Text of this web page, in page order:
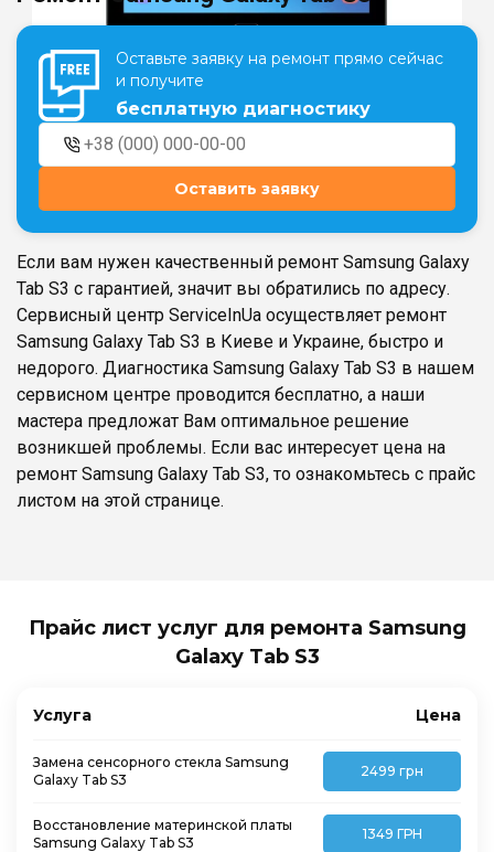
Театральная
г. Киев, ул. Крещатик 44-А
Оболонь
г. Киев, ТЦ LAKE PLAZA, ул. Героев
полка «Азов», 12
Дарница
г. Киев, Комфорт Таун, ул.
Березнева, 16, корпус 3
UK
Оставьте заявку на ремонт прямо сейчас
и получите
бесплатную диагностику
Оставить заявку
Если вам нужен качественный ремонт Samsung Galaxy
Tab S3 с гарантией, значит вы обратились по адресу.
Сервисный центр ServiceInUa осуществляет ремонт
Samsung Galaxy Tab S3 в Киеве и Украине, быстро и
недорого. Диагностика Samsung Galaxy Tab S3 в нашем
сервисном центре проводится бесплатно, а наши
мастера предложат Вам оптимальное решение
возникшей проблемы. Если вас интересует цена на
ремонт Samsung Galaxy Tab S3, то ознакомьтесь с прайс
листом на этой странице.
Прайс лист услуг для ремонта Samsung
Galaxy Tab S3
Услуга Цена
Замена сенсорного стекла Samsung
Galaxy Tab S3
2499 грн
Восстановление материнской платы
Samsung Galaxy Tab S3
1349 ГРН